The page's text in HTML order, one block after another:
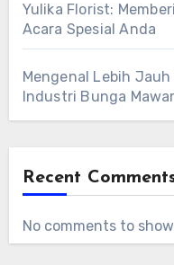
Yulika Florist:
Acara Spesial Anda
Mengenal Lebih
Industri Bunga
Recent
No comments to